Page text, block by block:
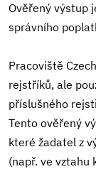
Ověřený výstup
správního
Pracoviště
rejstříků, ale
příslušného
Tento ověřený
které žadatel z
(např. ve vztahu